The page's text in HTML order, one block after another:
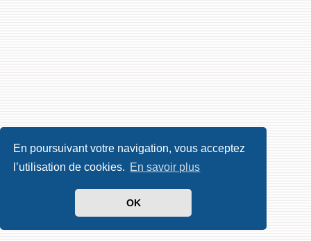
En poursuivant votre navigation, vous acceptez
l’utilisation de cookies. En savoir plus
OK